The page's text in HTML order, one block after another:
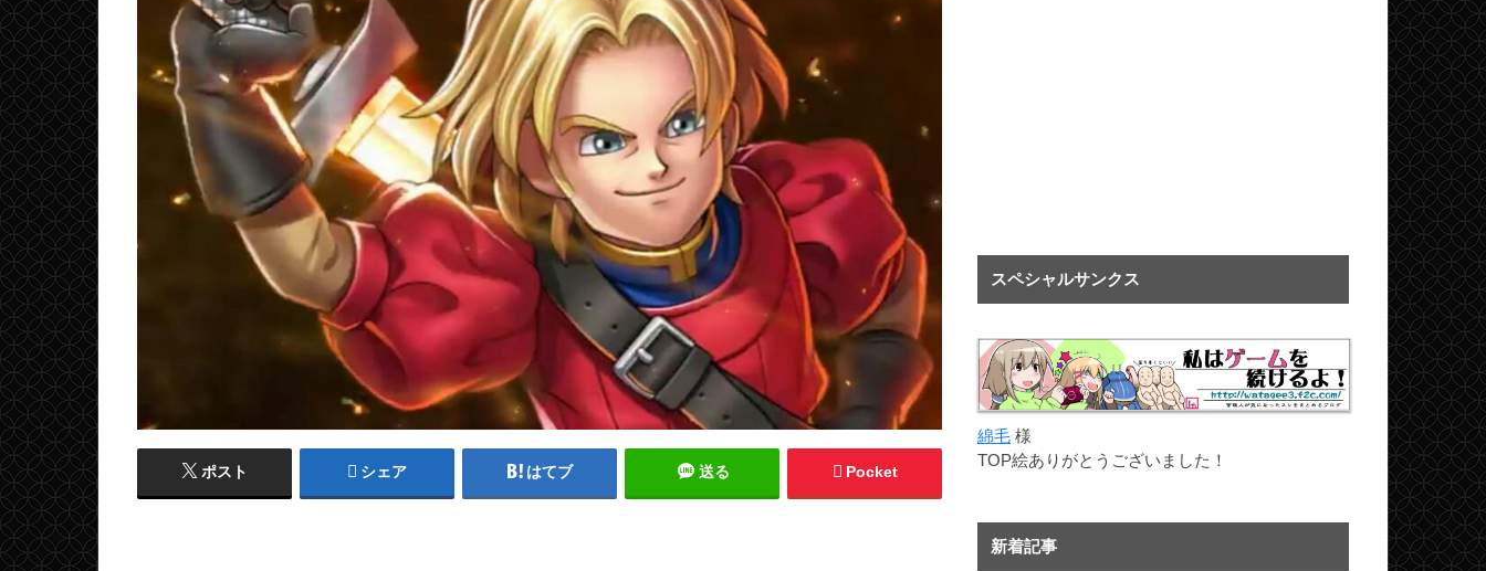
ポスト シェア はてブ 送る Pocket
スペシャルサンクス
綿毛 様
TOP絵ありがとうございました！
新着記事